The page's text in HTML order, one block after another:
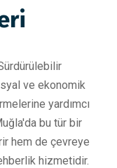
ve ekonomik
yardımcı
bu tür bir
hem de çevreye
hizmetidir.